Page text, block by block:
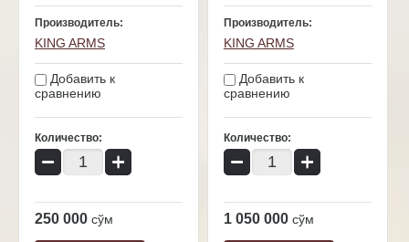
Производитель:
KING ARMS
Добавить к
сравнению
Количество:
− +
250 000 сўм
Производитель:
KING ARMS
Добавить к
сравнению
Количество:
− +
1 050 000 сўм